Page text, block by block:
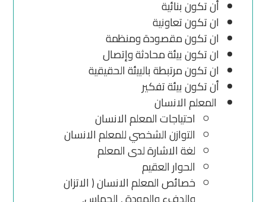
أن تكون بنائية
ان تكون تعاونية
ان تكون مقصودة ومنظمة
ان تكون بيئة محادثة وإتصال
ان تكون مرتبطة بالبيئة الحقيقية
أن تكون بيئة تفكير
المعلم الانسان
احتياجات المعلم الانسان
التوازن الشخصي للمعلم الانسان
لغة الاشارة لدى المعلم
الحوار العقيم
خصائص المعلم الانسان ( الاتزان